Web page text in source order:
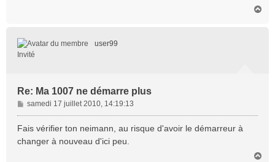
user99
Invité
Re: Ma 1007 ne démarre plus
M
e
s
samedi 17 juillet 2010, 14:19:13
Fais vérifier ton neimann, au risque d'avoir le démarreur à
changer à nouveau d'ici peu.